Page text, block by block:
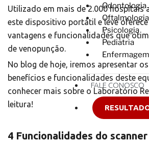
Odontologia
Oftalmologia
Psicologia
Pediatria
FALE CONOSCO
Utilizado em mais de 2.000 hospitais
este dispositivo portátil e leve
vantagens e funcionalidades que
de venopunção.
No blog de hoje, iremos apresentar
benefícios e funcionalidades deste
conhecer mais sobre o Laboratório
leitura!
4 Funcionalidades do